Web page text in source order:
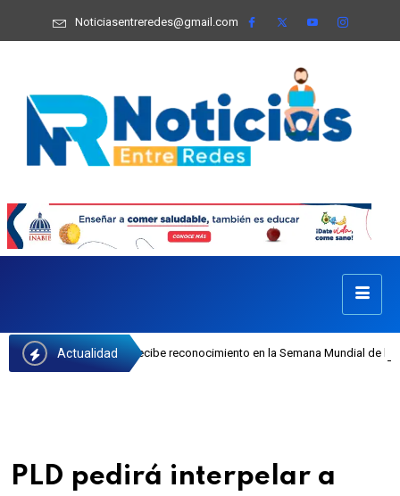
Noticiasentreredes@gmail.com
Actualidad
recibe reconocimiento en la Semana Mundial de la Lactancia Materna
PLD pedirá interpelar a